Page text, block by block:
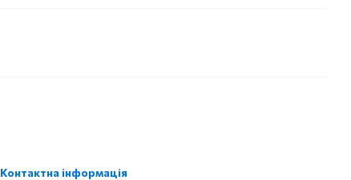
Контактна інформація